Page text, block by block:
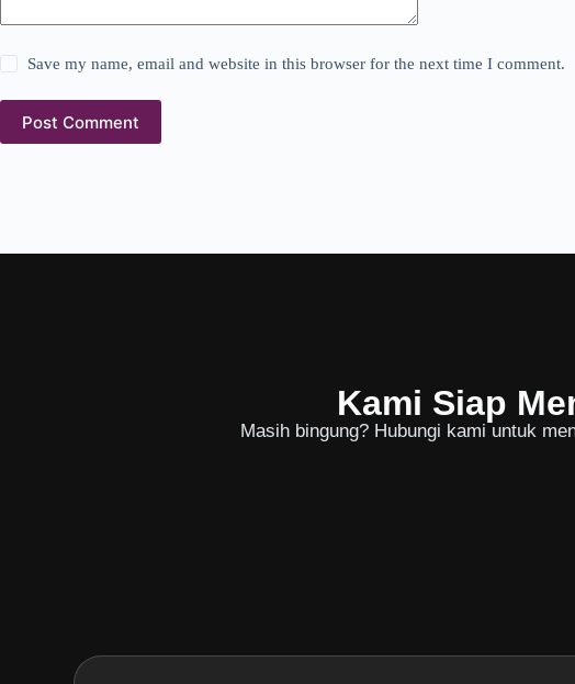
Save my name, email and website in this browser for the next time I comment.
Post Comment
Kami Siap
Masih bingung? Hubungi kami untuk